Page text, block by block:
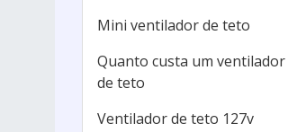
Mini ventilador de teto
Quanto custa um ventilador
de teto
Ventilador de teto 127v